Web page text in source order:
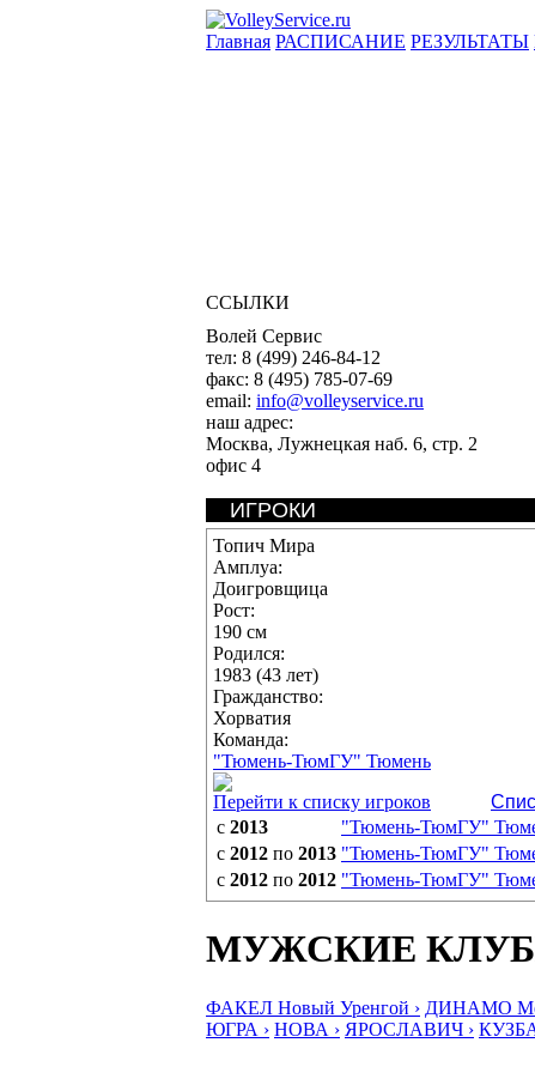
Главная РАСПИСАНИЕ РЕЗУЛЬТАТЫ
ССЫЛКИ
Волей Сервис
тел: 8 (499) 246-84-12
факс: 8 (495) 785-07-69
email: info@volleyservice.ru
наш адрес:
Москва, Лужнецкая наб. 6, стр. 2
офис 4
ИГРОКИ
Топич Мира
Амплуа:
Доигровщица
Рост:
190 см
Родился:
1983 (43 лет)
Гражданство:
Хорватия
Команда:
"Тюмень-ТюмГУ" Тюмень
Перейти к списку игроков
с 2013 "Тюмень-ТюмГУ"
с 2012 по 2013 "Тюмень-ТюмГУ"
с 2012 по 2012 "Тюмень-ТюмГУ"
МУЖСКИЕ
ФАКЕЛ Новый Уренгой › ДИНАМО
ЮГРА › НОВА › ЯРОСЛАВИЧ ›